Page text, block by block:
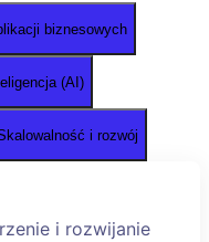
biznesowych
(AI)
i rozwój
i rozwijanie